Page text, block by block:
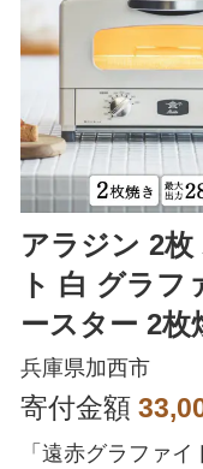
アラジン 2枚
ト 白 グラフ
ースター 2枚焼
5698-0299]
兵庫県加西市
寄付金額
「遠赤グラファイ